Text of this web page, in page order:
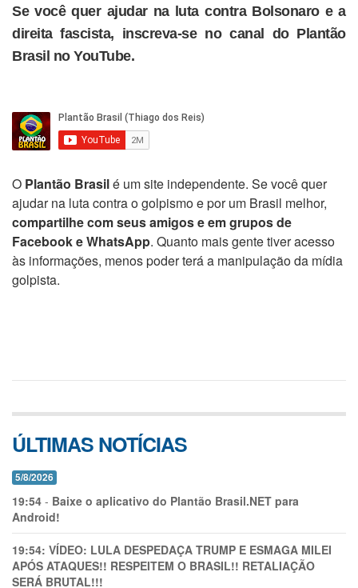
Se você quer ajudar na luta contra Bolsonaro e a
direita fascista, inscreva-se no canal do Plantão
Brasil no YouTube.
O Plantão Brasilé um site independente. Se você quer
ajudar na luta contra o golpismo e por um Brasil melhor,
compartilhe com seus amigos e em grupos de
Facebook e WhatsApp. Quanto mais gente tiver acesso
às informações, menos poder terá a manipulação da mídia
golpista.
ÚLTIMAS NOTÍCIAS
5/8/2026
19:54 - Baixe o aplicativo do Plantão Brasil.NET para
Android!
19:54: VÍDEO: LULA DESPEDAÇA TRUMP E ESMAGA MILEI
APÓS ATAQUES!! RESPEITEM O BRASIL!! RETALIAÇÃO
SERÁ BRUTAL!!!